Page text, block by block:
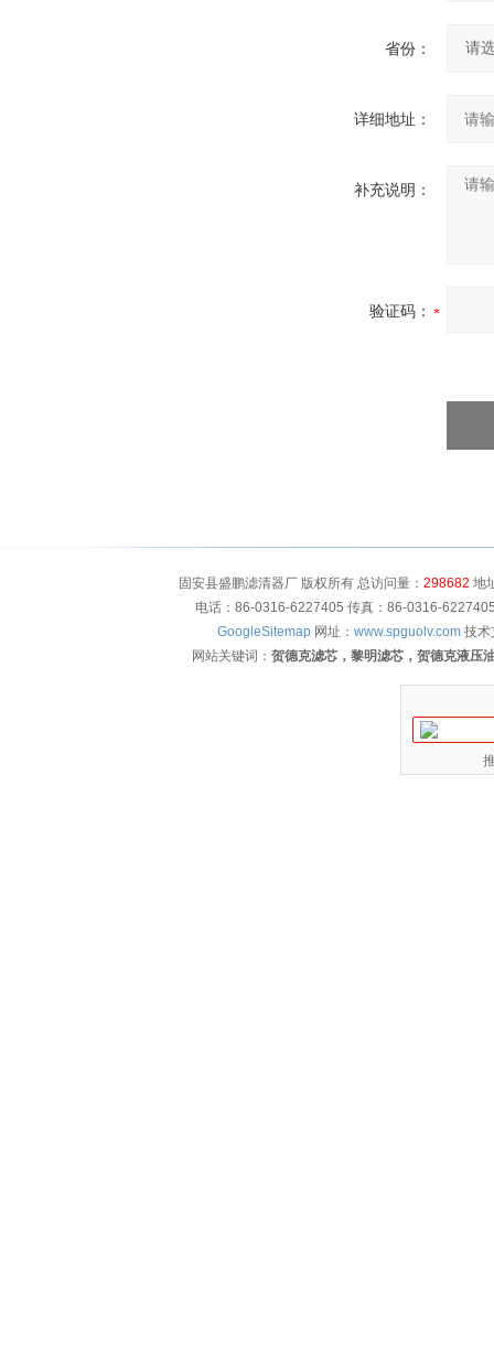
省份：
详细地址：
补充说明：
验证码：
固安县盛鹏滤清器厂 版权所有 总访问量： 298682 地
电话：86-0316-6227405 传真：86-0316-
GoogleSitemap 网址： www.spguolv.com 技术
网站关键词： 贺德克滤芯，黎明滤芯，贺德克液压